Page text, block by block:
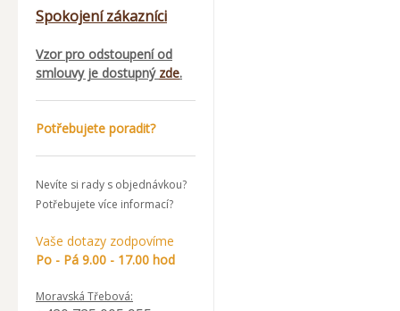
Spokojení zákazníci
Vzor pro odstoupení od
smlouvy je dostupný zde.
Potřebujete poradit?
Nevíte si rady s objednávkou?
Potřebujete více informací?
Vaše dotazy zodpovíme
Po - Pá 9.00 - 17.00 hod
Moravská Třebová: